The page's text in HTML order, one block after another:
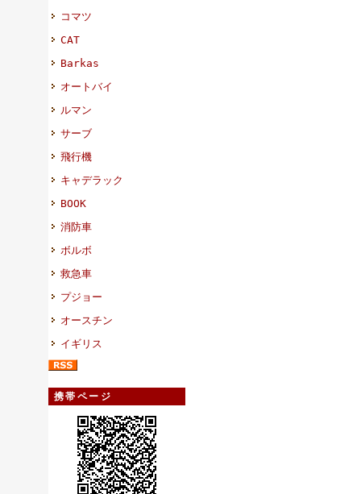
コマツ
CAT
Barkas
オートバイ
ルマン
サーブ
飛行機
キャデラック
BOOK
消防車
ボルボ
救急車
プジョー
オースチン
イギリス
携帯ページ